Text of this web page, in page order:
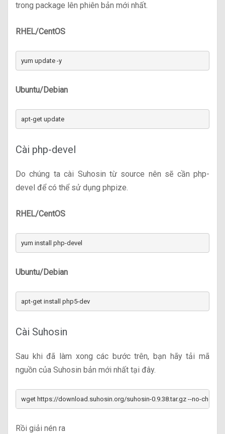
trong package lên phiên bản mới nhất.
RHEL/CentOS
yum update -y
Ubuntu/Debian
apt-get update
Cài php-devel
Do chúng ta cài Suhosin từ source nên sẽ cần php-
devel để có thể sử dụng phpize.
RHEL/CentOS
yum install php-devel
Ubuntu/Debian
apt-get install php5-dev
Cài Suhosin
Sau khi đã làm xong các bước trên, bạn hãy tải mã
nguồn của Suhosin bản mới nhất tại đây.
wget https://download.suhosin.org/suhosin-0.9.38.tar.gz --no-check-
Rồi giải nén ra